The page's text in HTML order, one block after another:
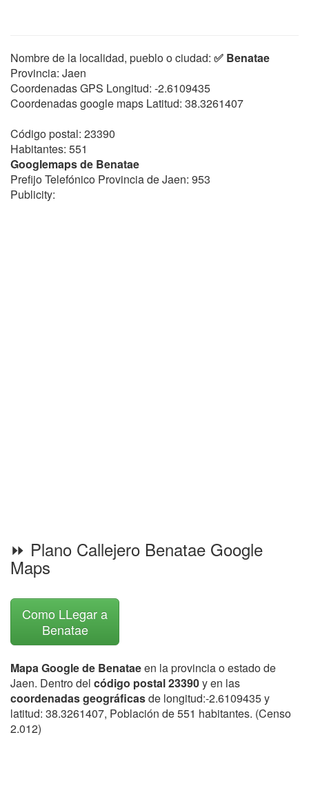
Nombre de la localidad, pueblo o ciudad: ✅ Benatae
Provincia: Jaen
Coordenadas GPS Longitud: -2.6109435
Coordenadas google maps Latitud: 38.3261407
Código postal: 23390
Habitantes: 551
Googlemaps de Benatae
Prefijo Telefónico Provincia de Jaen: 953
Publicity:
⏩ Plano Callejero Benatae Google
Maps
Como LLegar a
Benatae
Mapa Google de Benataeen la provincia o estado de
Jaen. Dentro del código postal 23390y en las
coordenadas geográficasde longitud:-2.6109435 y
latitud: 38.3261407, Población de 551 habitantes. (Censo
2.012)